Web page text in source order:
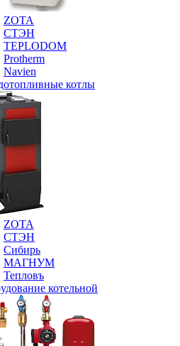
ZOTA
СТЭН
TEPLODOM
Protherm
Navien
котлы
ZOTA
СТЭН
Сибирь
МАГНУМ
Тепловъ
котельной